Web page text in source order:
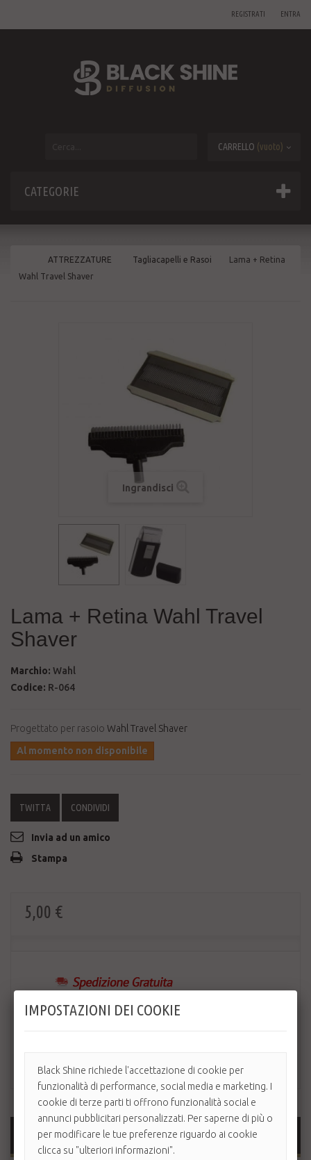
ENTRA
REGISTRATI
CARRELLO (vuoto)
CATEGORIE
ATTREZZATURE Tagliacapelli e Rasoi
Lama + Retina
Wahl Travel Shaver
Ingrandisci
Lama + Retina Wahl Travel
Shaver
Marchio: Wahl
Codice: R-064
Progettato per rasoio Wahl Travel Shaver
Al momento non disponibile
TWITTA CONDIVIDI
Invia ad un amico
Stampa
5,00 €
MAGGIORI INFORMAZIONI
IMPOSTAZIONI DEI COOKIE
Black Shine richiede l'accettazione di cookie per
funzionalità di performance, social media e marketing. I
cookie di terze parti ti offrono funzionalità social e
annunci pubblicitari personalizzati. Per saperne di più o
per modificare le tue preferenze riguardo ai cookie
clicca su "ulteriori informazioni".